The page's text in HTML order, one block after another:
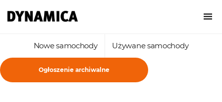
Nowe samochody Używane samochody
Ogłoszenie archiwalne